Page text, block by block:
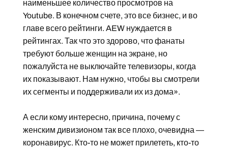
наименьшее количество просмотров на
Youtube. В конечном счете, это все бизнес, и во
главе всего рейтинги. AEW нуждается в
рейтингах. Так что это здорово, что фанаты
требуют больше женщин на экране, но
пожалуйста не выключайте телевизоры, когда
их показывают. Нам нужно, чтобы вы смотрели
их сегменты и поддерживали их из дома».
А если кому интересно, причина, почему с
женским дивизионом так все плохо, очевидна —
коронавирус. Кто-то не может прилететь, кто-то